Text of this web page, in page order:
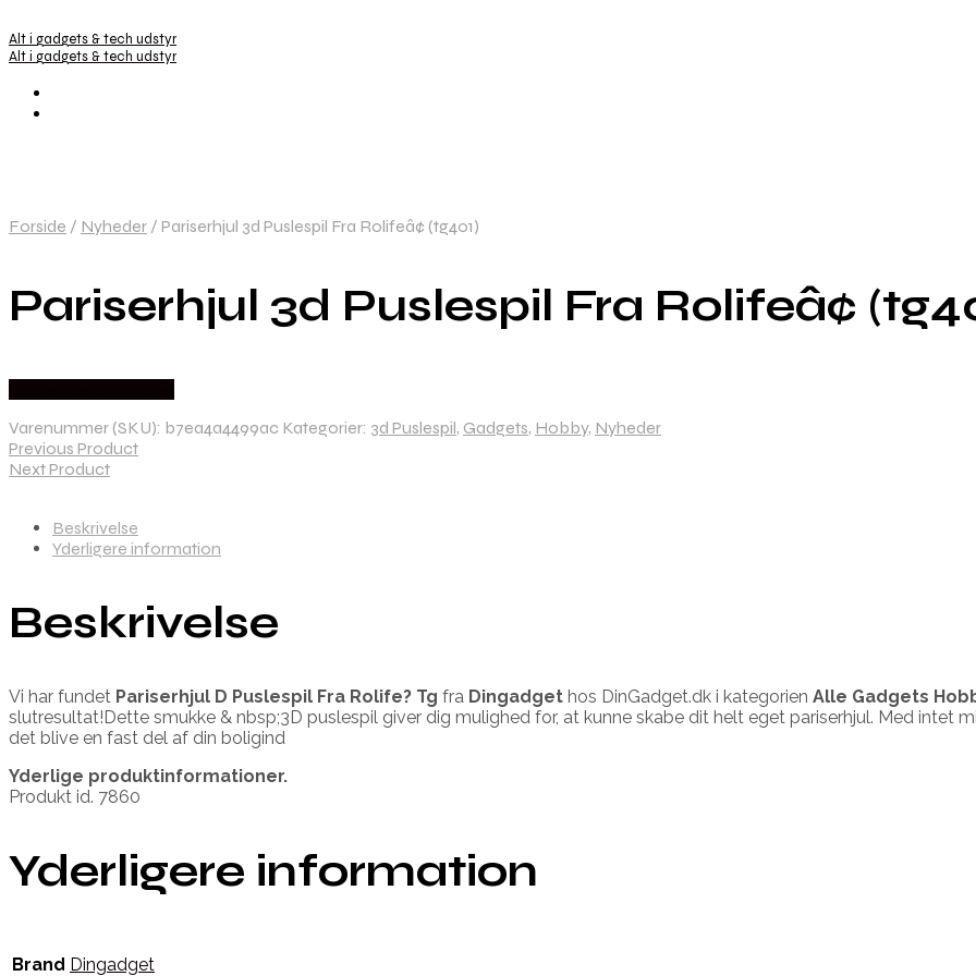
Alt i gadgets & tech udstyr
Alt i gadgets & tech udstyr
Forside / Nyheder / Pariserhjul 3d Puslespil Fra Rolifeâ¢ (tg401)
Pariserhjul 3d Puslespil Fra Rolifeâ¢
Varenummer (SKU): b7ea4a4499ac Kategorier: 3d Puslespil, Gadgets, Hobby, Nyheder
Previous Product
Next Product
Beskrivelse
Yderligere information
Beskrivelse
Vi har fundet Pariserhjul D Puslespil Fra Rolife? Tg fra Dingadget hos DinGadget.dk i kategorien Alle Gadgets
slutresultat!Dette smukke & nbsp;3D puslespil giver dig mulighed for, at kunne skabe dit helt eget pariserhjul. Med intet
det blive en fast del af din boligind
Yderlige produktinformationer.
Produkt id. 7860
Yderligere information
Brand Dingadget